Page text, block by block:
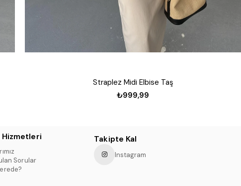
Straplez Midi Elbise Taş
₺999,99
Sorular
Takipte Kal
Instagram